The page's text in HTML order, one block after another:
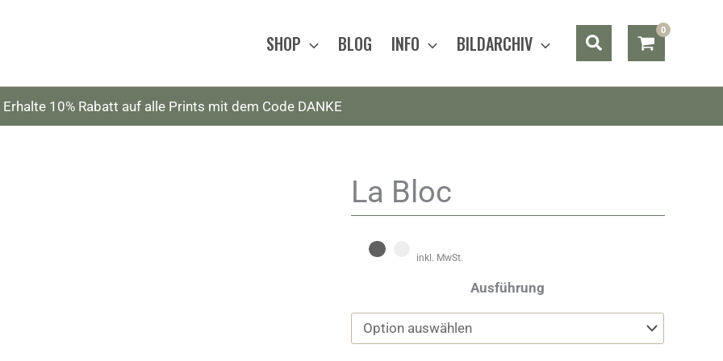
SHOP BLOG INFO BILDARCHIV Suchen
Erhalte 10% Rabatt auf alle Prints mit dem Code DANKE
La Bloc
inkl. MwSt.
Ausführung